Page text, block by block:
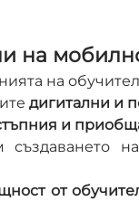
на
на
дигитални и
и
създаването
от